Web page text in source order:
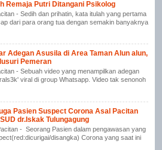
Remaja Putri Ditangani Psikolog
- Sedih dan prihatin, kata itulah yang pertama
dari para orang tua dengan semakin banyaknya
Adegan Asusila di Area Taman Alun alun,
Pemeran
- Sebuah video yang menampilkan adegan
viral di group Whatsapp. Video tak senonoh
Pasien Suspect Corona Asal Pacitan
dr.Iskak Tulungagung
- Seorang Pasien dalam pengawasan yang
disangka) Corona yang saat ini